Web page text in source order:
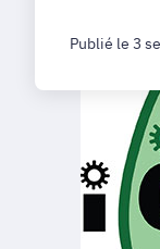
Publié le 3